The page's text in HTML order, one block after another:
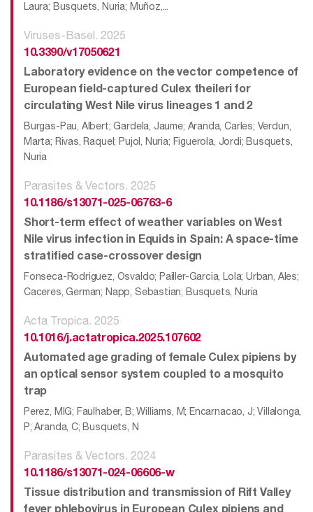
Laura; Busquets, Nuria; Muñoz,...
Viruses-Basel. 2025
10.3390/v17050621
Laboratory evidence on the vector competence of
European field-captured Culex theileri for
circulating West Nile virus lineages 1 and 2
Burgas-Pau, Albert; Gardela, Jaume; Aranda, Carles; Verdun,
Marta; Rivas, Raquel; Pujol, Nuria; Figuerola, Jordi; Busquets,
Nuria
Parasites & Vectors. 2025
10.1186/s13071-025-06763-6
Short-term effect of weather variables on West
Nile virus infection in Equids in Spain: A space-time
stratified case-crossover design
Fonseca-Rodriguez, Osvaldo; Pailler-Garcia, Lola; Urban, Ales;
Caceres, German; Napp, Sebastian; Busquets, Nuria
Acta Tropica. 2025
10.1016/j.actatropica.2025.107602
Automated age grading of female Culex pipiens by
an optical sensor system coupled to a mosquito
trap
Perez, MIG; Faulhaber, B; Williams, M; Encarnacao, J; Villalonga,
P; Aranda, C; Busquets, N
Parasites & Vectors. 2024
10.1186/s13071-024-06606-w
Tissue distribution and transmission of Rift Valley
fever phlebovirus in European Culex pipiens and